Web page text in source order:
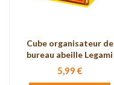
Cube organisateur de
bureau abeille Legami
5,99 €